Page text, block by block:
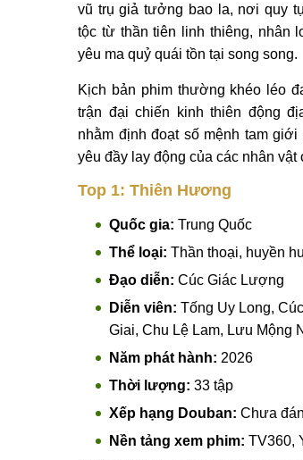
vũ trụ giả tưởng bao la, nơi quy
tộc từ thần tiên linh thiêng, nhân
yêu ma quỷ quái tồn tại song song.
Kịch bản phim thường khéo léo
trận đại chiến kinh thiên động
nhằm định đoạt số mệnh tam
yêu đầy lay động của các nhân vật
Top 1: Thiên Hương
Quốc gia: Trung Quốc
Thể loại: Thần thoại, huyền
Đạo diễn: Cúc Giác Lượng
Diễn viên: Tống Uy Long,
Giai, Chu Lệ Lam, Lưu Mộng
Năm phát hành: 2026
Thời lượng: 33 tập
Xếp hạng Douban: Chưa
Nền tảng xem phim: TV360,